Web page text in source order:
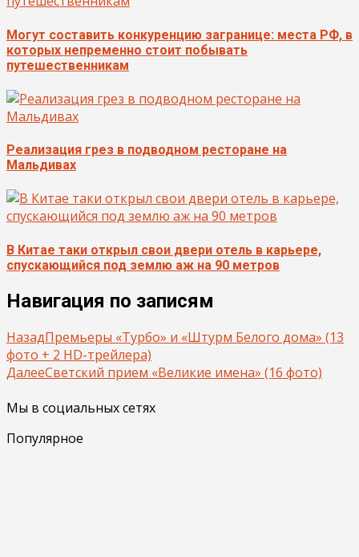
Могут составить конкуренцию загранице: места РФ, в
которых непременно стоит побывать
путешественникам
Реализация грез в подводном ресторане на
Мальдивах
В Китае таки открыл свои двери отель в карьере,
спускающийся под землю аж на 90 метров
Навигация по записям
НазадПремьеры «Турбо» и «Штурм Белого дома» (13
фото + 2 HD-трейлера)
ДалееСветский прием «Великие имена» (16 фото)
Мы в социальных сетях
Популярное